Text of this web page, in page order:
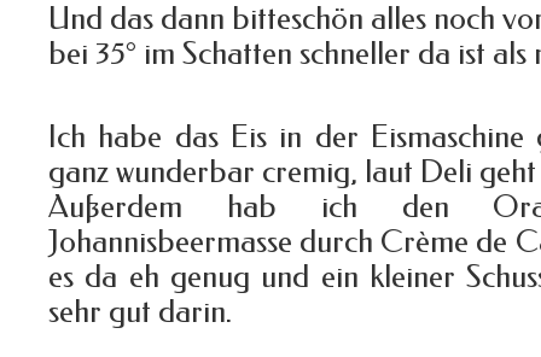
Und das dann bitteschön alles noch
bei 35° im Schatten schneller da ist als
Ich habe das Eis in der Eismaschine
ganz wunderbar cremig, laut Deli geht
Außerdem hab ich den
Johannisbeermasse durch Crème de
es da eh genug und ein kleiner
sehr gut darin.